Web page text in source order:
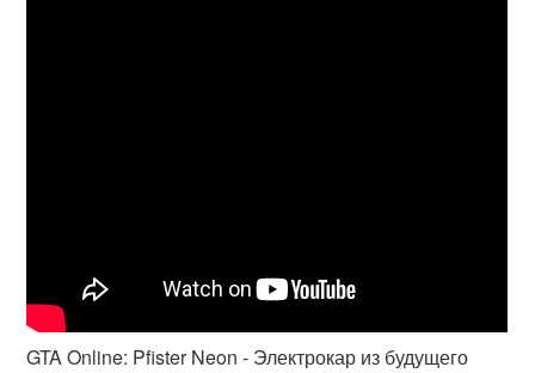
GTA Online: Pfister Neon - Электрокар из будущего